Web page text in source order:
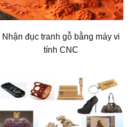
Nhận đục tranh gỗ bằng máy vi
tính CNC